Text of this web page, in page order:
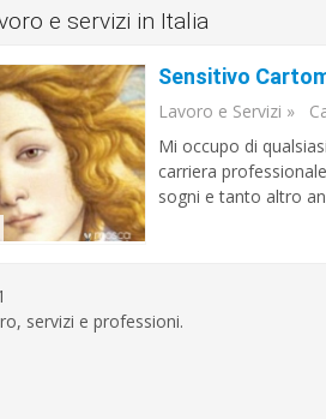
e servizi in Italia
Lavoro e Servizi »
Mi occupo di
carriera
sogni e tanto altro
servizi e professioni.